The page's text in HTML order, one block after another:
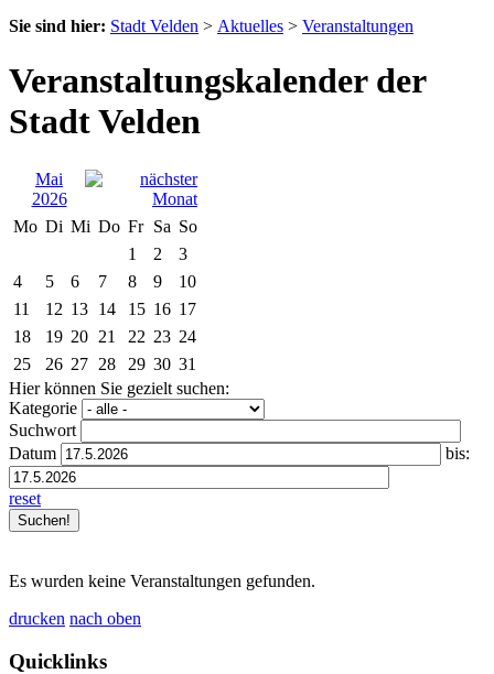
Sie sind hier: Stadt Velden > Aktuelles > Veranstaltungen
Veranstaltungskalender der
Stadt Velden
Mai
2026
Mo Di Mi Do Fr Sa So
1
2
3
4
5 6 7 8 9
10
11
12 13 14 15 16 17
18
19 20 21 22 23 24
25
26 27 28 29 30 31
Hier können Sie gezielt suchen:
Kategorie
Suchwort
Datum
bis:
reset
Es wurden keine Veranstaltungen gefunden.
drucken nach oben
Quicklinks